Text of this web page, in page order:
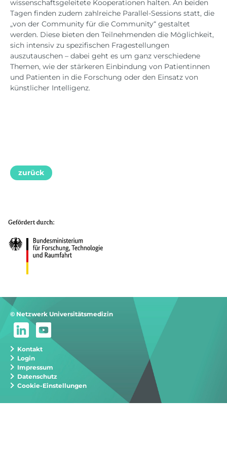
wissenschaftsgeleitete Kooperationen halten. An beiden
Tagen finden zudem zahlreiche Parallel-Sessions statt, die
„von der Community für die Community“ gestaltet
werden. Diese bieten den Teilnehmenden die Möglichkeit,
sich intensiv zu spezifischen Fragestellungen
auszutauschen – dabei geht es um ganz verschiedene
Themen, wie der stärkeren Einbindung von Patientinnen
und Patienten in die Forschung oder den Einsatz von
künstlicher Intelligenz.
zurück
© Netzwerk Universitätsmedizin
Kontakt
Login
Impressum
Datenschutz
Cookie-Einstellungen